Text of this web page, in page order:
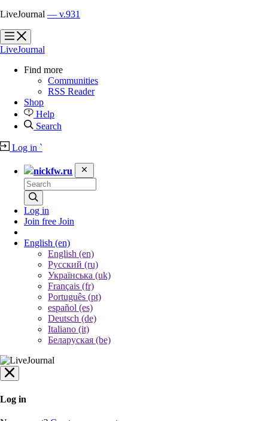
LiveJournal — v.931
?
?
LiveJournal
Find more
Communities
RSS Reader
Shop
Help
Search
Log in `
nickfw.ru
Log in
Join free Join
English (en)
English (en)
Русский (ru)
Українська (uk)
Français (fr)
Português (pt)
español (es)
Deutsch (de)
Italiano (it)
Беларуская (be)
Log in